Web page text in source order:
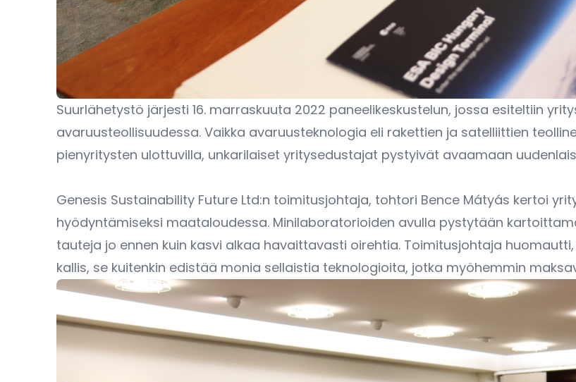
Suurlähetystö järjesti 16. marraskuuta 2022 paneelikeskustelun, jossa esiteltiin
avaruusteollisuudessa. Vaikka avaruusteknologia eli rakettien ja satelliittien
pienyritysten ulottuvilla, unkarilaiset yritysedustajat pystyivät avaamaan
Genesis Sustainability Future Ltd:n toimitusjohtaja, tohtori Bence Mátyás kertoi
hyödyntämiseksi maataloudessa. Minilaboratorioiden avulla pystytään
tauteja jo ennen kuin kasvi alkaa havaittavasti oirehtia. Toimitusjohtaja
kallis, se kuitenkin edistää monia sellaistia teknologioita, jotka myöhemmin